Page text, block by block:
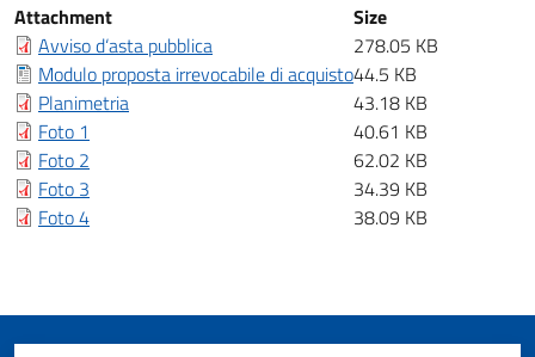
Documentazione a corredo
Attachment
Size
Avviso d‘asta pubblica
278.05 KB
Modulo proposta irrevocabile di acquisto44.5 KB
Planimetria
43.18 KB
Foto 1
40.61 KB
Foto 2
62.02 KB
Foto 3
34.39 KB
Foto 4
38.09 KB